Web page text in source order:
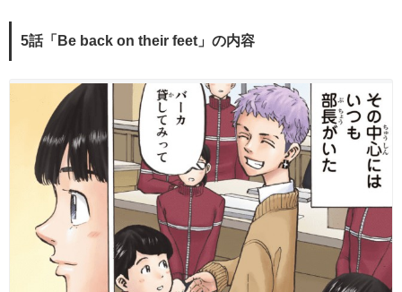
5話「Be back on their feet」の内容